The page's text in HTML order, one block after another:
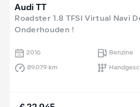
Audi TT
Roadster 1.8 TFSI Virtual Navi
Onderhouden !
2016
Benzine
89.079 km